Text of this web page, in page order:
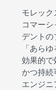
モレック
コマー
デントの
「あら
効果的で
かつ持続
エンジ